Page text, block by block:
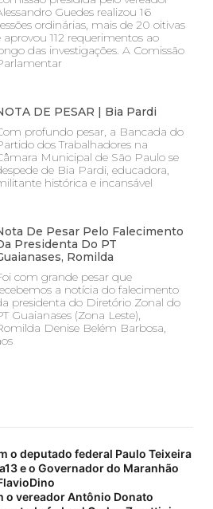
Guedes realizou 16
ordinárias, mais de 20 oitivas
aprovou 112 requerimentos ao
das investigações. A Comissão
DE PESAR | Bia Pardi
profundo pesar, a Bancada do
dos Trabalhadores na
Municipal de São Paulo se
de Bia Pardi, educadora,
histórica e incansável
De Pesar Pelo Falecimento
Presidenta Do PT
Romilda
com grande pesar que
a notícia do falecimento
presidenta do Diretório Zonal do
Guaianases (Zona Leste),
Denise Belém Barbosa,
o deputado federal Paulo Teixeira
e o Governador do Maranhão
o vereador Antônio Donato